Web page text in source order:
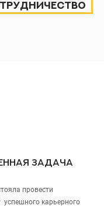
задача
провести
карьерного